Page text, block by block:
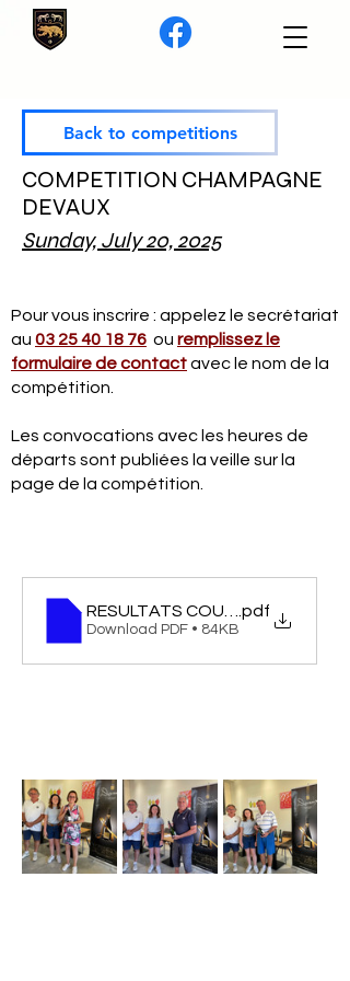
Back to competitions
COMPETITION CHAMPAGNE
DEVAUX
Sunday, July 20, 2025
Pour vous inscrire : appelez le secrétariat
au 03 25 40 18 76 ou remplissez le
formulaire de contactavec le nom de la
compétition.
Les convocations avec les heures de
départs sont publiées la veille sur la
page de la compétition.
RESULTATS COUPE DEVAUX LE
.pdf
Download PDF • 84KB